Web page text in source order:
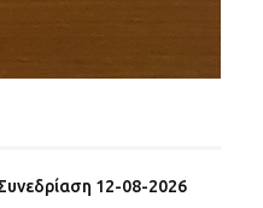
12-08-2026